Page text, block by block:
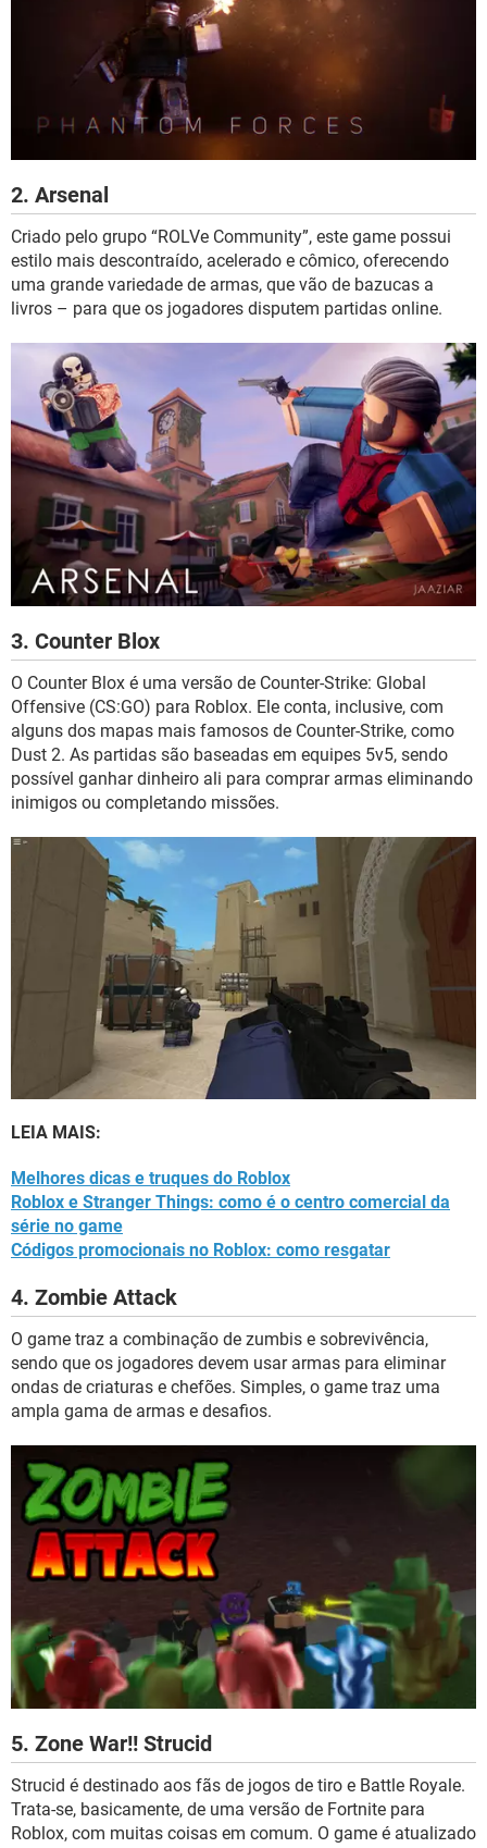
2. Arsenal
Criado pelo grupo “ROLVe Community”, este game possui
estilo mais descontraído, acelerado e cômico, oferecendo
uma grande variedade de armas, que vão de bazucas a
livros – para que os jogadores disputem partidas online.
3. Counter Blox
O Counter Blox é uma versão de Counter-Strike: Global
Offensive (CS:GO) para Roblox. Ele conta, inclusive, com
alguns dos mapas mais famosos de Counter-Strike, como
Dust 2. As partidas são baseadas em equipes 5v5, sendo
possível ganhar dinheiro ali para comprar armas eliminando
inimigos ou completando missões.
LEIA MAIS:
Melhores dicas e truques do Roblox
Roblox e Stranger Things: como é o centro comercial da
série no game
Códigos promocionais no Roblox: como resgatar
4. Zombie Attack
O game traz a combinação de zumbis e sobrevivência,
sendo que os jogadores devem usar armas para eliminar
ondas de criaturas e chefões. Simples, o game traz uma
ampla gama de armas e desafios.
5. Zone War!! Strucid
Strucid é destinado aos fãs de jogos de tiro e Battle Royale.
Trata-se, basicamente, de uma versão de Fortnite para
Roblox, com muitas coisas em comum. O game é atualizado